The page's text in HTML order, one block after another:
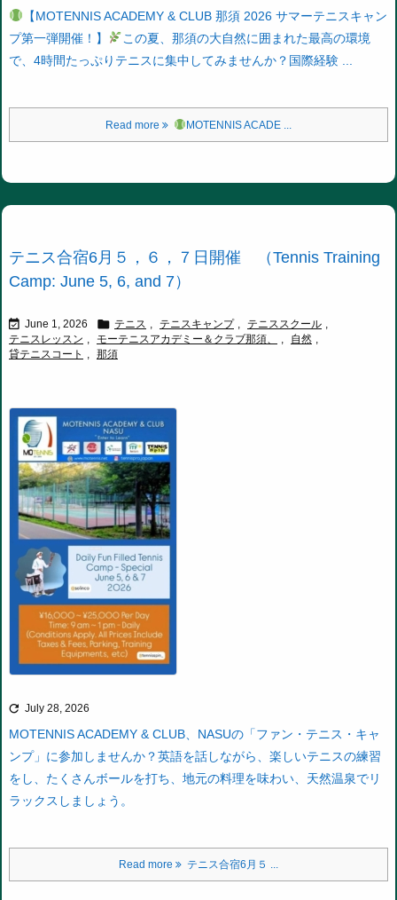
【MOTENNIS ACADEMY & CLUB 那須 2026 サマーテニスキャン
プ第一弾開催！】
この夏、那須の大自然に囲まれた最高の環境
で、4時間たっぷりテニスに集中してみませんか？ 国際経験 ...
Read more MOTENNIS ACADE ...
テニス合宿6月５，６，７日開催 （Tennis Training
Camp: June 5, 6, and 7）
 June 1, 2026  テニス テニスキャンプ テニススクール
テニスレッスン
モーテニスアカデミー＆クラブ那須、 自然
貸テニスコート
那須
 July 28, 2026
MOTENNIS ACADEMY & CLUB、NASUの「ファン・テニス・キャ
ンプ」に参加しませんか？英語を話しながら、楽しいテニスの練習
をし、たくさんボールを打ち、地元の料理を味わい、天然温泉でリ
ラックスしましょう。
Read more テニス合宿6月５ ...